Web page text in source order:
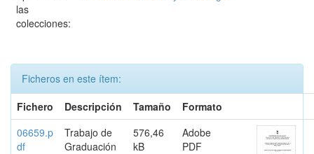
las
colecciones:
Ficheros en este ítem:
Fichero
Descripción Tamaño
Formato
06659.p
df
Trabajo de
Graduación
576,46
kB
Adobe
PDF